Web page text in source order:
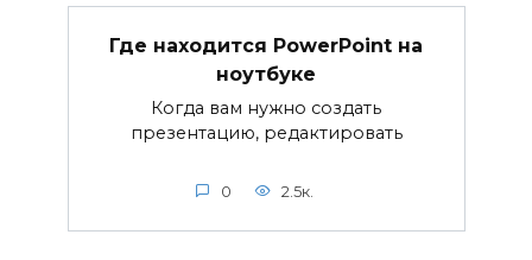
Где находится PowerPoint на
ноутбуке
Когда вам нужно создать
презентацию, редактировать
0 2.5к.